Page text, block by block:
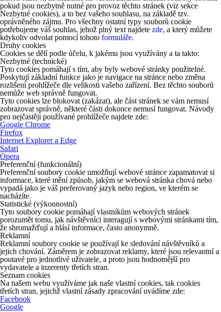
pokud jsou nezbytně nutné pro provoz těchto stránek (viz sekce
Nezbytné cookies), a to bez vašeho souhlasu, na základě tzv.
oprávněného zájmu. Pro všechny ostatní typy souborů cookie
potřebujeme váš souhlas, jehož plný text najdete zde, a který můžete
kdykoliv odvolat pomocí tohoto formuláře.
Druhy cookies
Cookies se dělí podle účelu, k jakému jsou využívány a ta takto:
Nezbytné (technické)
Tyto cookies pomáhají s tím, aby byly webové stránky použitelné.
Poskytují základní funkce jako je navigace na stránce nebo změna
rozlišení prohlížeče dle velikosti vašeho zařízení. Bez těchto souborů
nemůže web správně fungovat.
Tyto cookies lze blokovat (zakázat), ale část stránek se vám nemusí
zobrazovat správně, některé části dokonce nemusí fungovat. Návody
pro nejčastěji používané prohlížeče najdete zde:
Google Chrome
Firefox
Internet Explorer a Edge
Safari
Opera
Preferenční (funkcionální)
Preferenční soubory cookie umožňují webové stránce zapamatovat si
informace, které mění způsob, jakým se webová stránka chová nebo
vypadá jako je váš preferovaný jazyk nebo region, ve kterém se
nacházíte.
Statistické (výkonnostní)
Tyto soubory cookie pomáhají vlastníkům webových stránek
porozumět tomu, jak návštěvníci interagují s webovými stránkami tím,
že shromažďují a hlásí informace, často anonymně.
Reklamní
Reklamní soubory cookie se používají ke sledování návštěvníků a
jejich chování. Záměrem je zobrazovat reklamy, které jsou relevantní a
poutavé pro jednotlivé uživatele, a proto jsou hodnotnější pro
vydavatele a inzerenty třetích stran.
Seznam cookies
Na našem webu využíváme jak naše vlastní cookies, tak cookies
třetích stran, jejichž vlastní zásady zpracování uvádíme zde:
Facebook
Google